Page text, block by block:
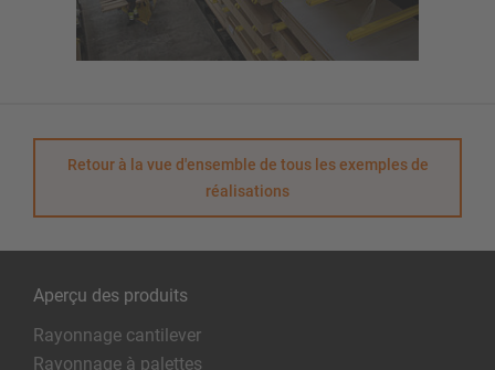
Retour à la vue d'ensemble de tous les exemples de
réalisations
Aperçu des produits
Rayonnage cantilever
Rayonnage à palettes